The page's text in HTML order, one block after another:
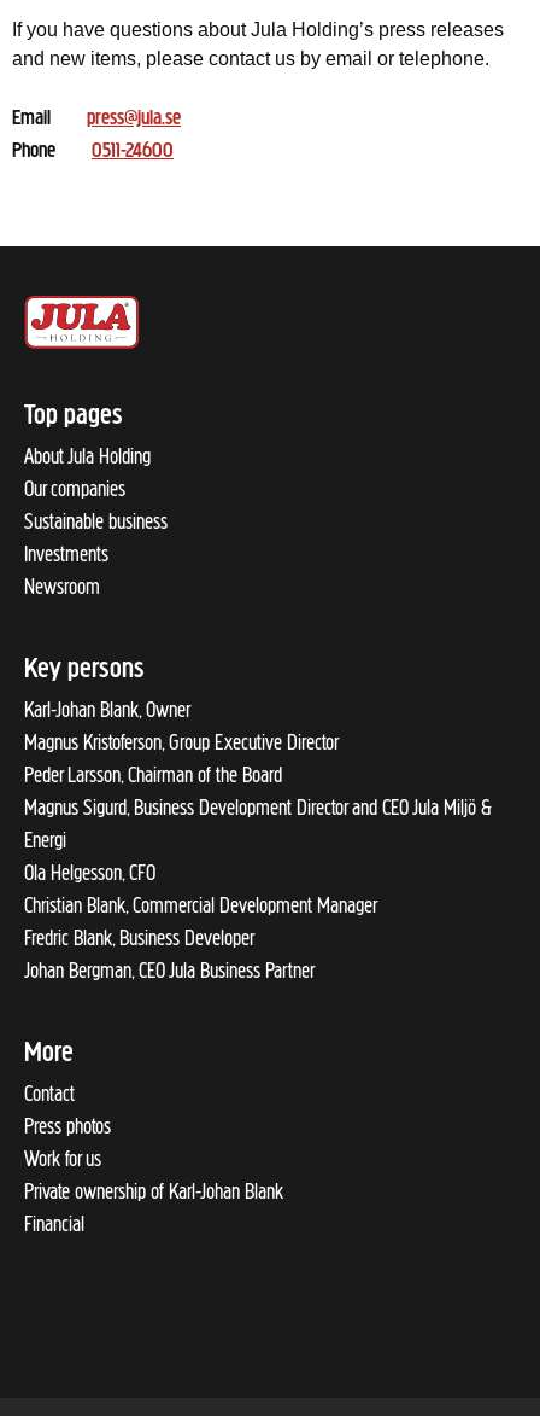
If you have questions about Jula Holding’s press releases
and new items, please contact us by email or telephone.
Email
press@jula.se
Phone
0511-24600
Top pages
About Jula Holding
Our companies
Sustainable business
Investments
Newsroom
Key persons
Karl-Johan Blank, Owner
Magnus Kristoferson, Group Executive Director
Peder Larsson, Chairman of the Board
Magnus Sigurd, Business Development Director and CEO Jula Miljö &
Energi
Ola Helgesson, CFO
Christian Blank, Commercial Development Manager
Fredric Blank, Business Developer
Johan Bergman, CEO Jula Business Partner
More
Contact
Press photos
Work for us
Private ownership of Karl-Johan Blank
Financial